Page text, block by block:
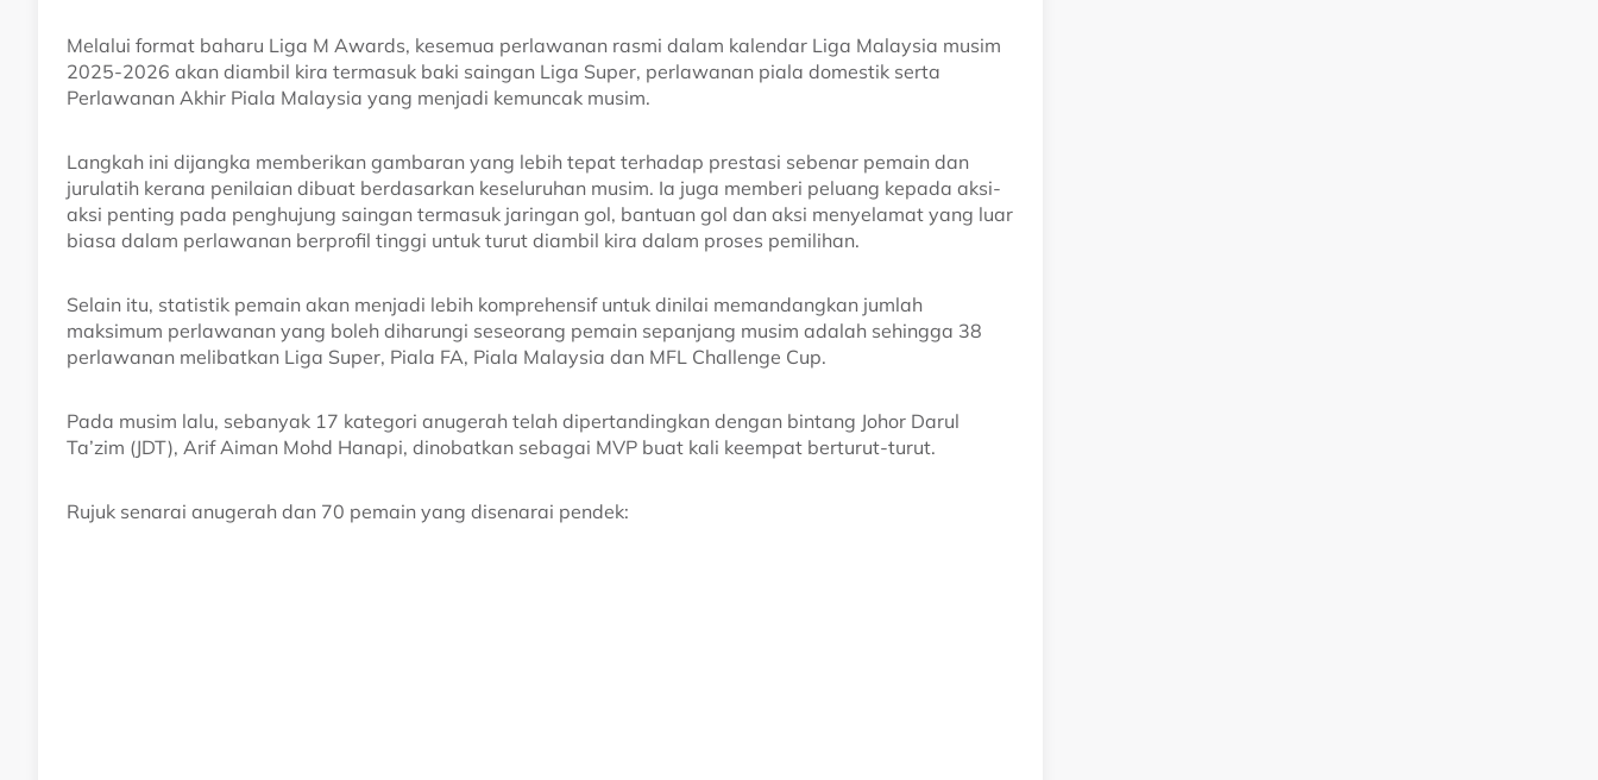
Melalui format baharu Liga M Awards, kesemua perlawanan rasmi dalam kalendar Liga Malaysia musim
2025-2026 akan diambil kira termasuk baki saingan Liga Super, perlawanan piala domestik serta
Perlawanan Akhir Piala Malaysia yang menjadi kemuncak musim.
Langkah ini dijangka memberikan gambaran yang lebih tepat terhadap prestasi sebenar pemain dan
jurulatih kerana penilaian dibuat berdasarkan keseluruhan musim. Ia juga memberi peluang kepada aksi-
aksi penting pada penghujung saingan termasuk jaringan gol, bantuan gol dan aksi menyelamat yang luar
biasa dalam perlawanan berprofil tinggi untuk turut diambil kira dalam proses pemilihan.
Selain itu, statistik pemain akan menjadi lebih komprehensif untuk dinilai memandangkan jumlah
maksimum perlawanan yang boleh diharungi seseorang pemain sepanjang musim adalah sehingga 38
perlawanan melibatkan Liga Super, Piala FA, Piala Malaysia dan MFL Challenge Cup.
Pada musim lalu, sebanyak 17 kategori anugerah telah dipertandingkan dengan bintang Johor Darul
Ta’zim (JDT), Arif Aiman Mohd Hanapi, dinobatkan sebagai MVP buat kali keempat berturut-turut.
Rujuk senarai anugerah dan 70 pemain yang disenarai pendek: